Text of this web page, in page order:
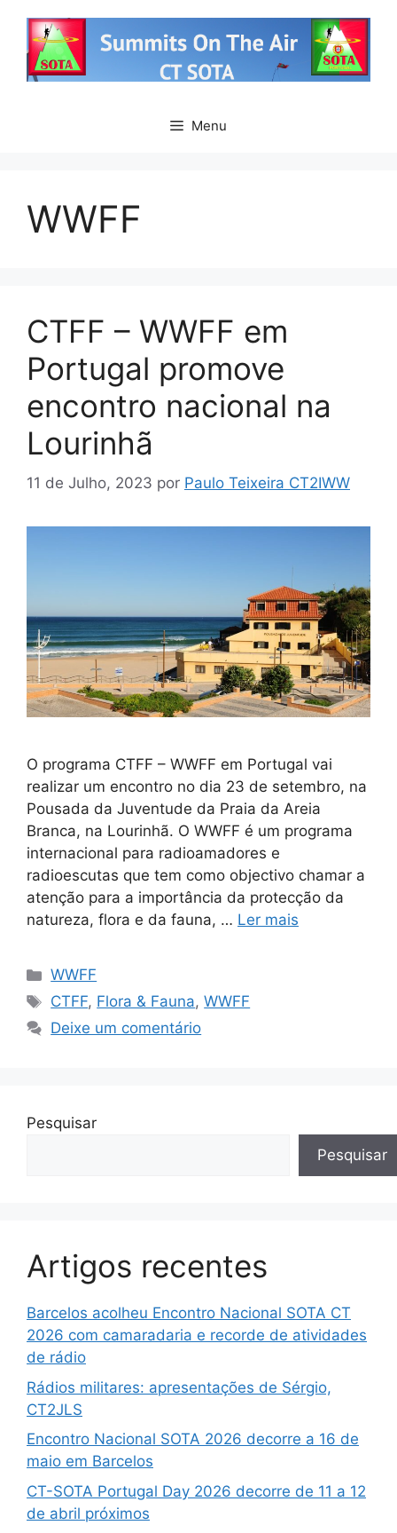
conteúdo
Menu
WWFF
CTFF – WWFF em
Portugal promove
encontro nacional na
Lourinhã
11 de Julho, 2023 por Paulo Teixeira CT2IWW
O programa CTFF – WWFF em Portugal vai
realizar um encontro no dia 23 de setembro, na
Pousada da Juventude da Praia da Areia
Branca, na Lourinhã. O WWFF é um programa
internacional para radioamadores e
radioescutas que tem como objectivo chamar a
atenção para a importância da protecção da
natureza, flora e da fauna, … Ler mais
Categorias
WWFF
Etiquetas
CTFF, Flora & Fauna,WWFF
Deixe um comentário
Pesquisar
Pesquisar
Artigos recentes
Barcelos acolheu Encontro Nacional SOTA CT
2026 com camaradaria e recorde de atividades
de rádio
Rádios militares: apresentações de Sérgio,
CT2JLS
Encontro Nacional SOTA 2026 decorre a 16 de
maio em Barcelos
CT-SOTA Portugal Day 2026 decorre de 11 a 12
de abril próximos